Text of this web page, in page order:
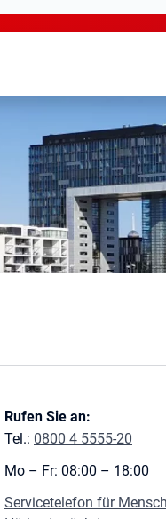
Rufen Sie an:
Tel.: 0800 4 5555-20
Mo – Fr: 08:00 – 18:00
Servicetelefon für